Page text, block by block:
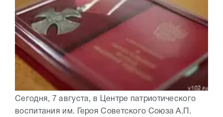
Сегодня, 7 августа, в Центре патриотического
воспитания им. Героя Советского Союза А.П.